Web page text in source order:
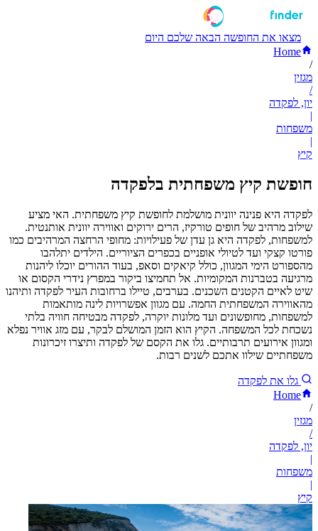
מצאו את החופשה הבאה שלכם היום
Home
/
מגזין
/
יון, לפקדה
|
משפחות
|
קיץ
חופשת קיץ משפחתית בלפקדה
לפקדה היא פנינה יוונית מושלמת לחופשת קיץ משפחתית. האי מציע
שילוב מרהיב של חופים טורקיז, הרים ירוקים ואווירה יוונית אותנטית.
למשפחות, לפקדה היא גן עדן של פעילויות: מחופי הרחצה המרהיבים כמו
פורטו קצקי ועד לטיולי אופניים בכפרים הציוריים. הילדים יתלהבו
מהספורט הימי המגוון, כולל קיאקים וסאפ, בעוד ההורים יוכלו ליהנות
מרגיעה בטברנות המקומיות. אל תחמיצו ביקור במפרץ נידרי הקסום או
שיט לאיים הקטנים השכנים. בערבים, טיילו ברחובות העיר לפקדה ותיהנו
מהאווירה המשפחתית החמה. עם מגוון אפשרויות לינה מותאמות
למשפחות, מחופשונים ועד מלונות יוקרה, לפקדה מבטיחה חוויה בלתי
נשכחת לכל המשפחה. הקיץ הוא הזמן המושלם לבקר, עם מזג אוויר נפלא
ומגוון אירועים תרבותיים. גלו את הקסם של לפקדה ותיצרו זיכרונות
משפחתיים שילוו אתכם לשנים רבות.
גלו את לפקדה
Home
/
מגזין
/
יון, לפקדה
|
משפחות
|
קיץ